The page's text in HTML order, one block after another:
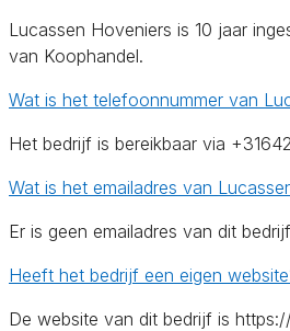
Lucassen Hoveniers is 10 jaar
van Koophandel.
Wat is het telefoonnummer van
Het bedrijf is bereikbaar via
Wat is het emailadres van
Er is geen emailadres van dit
Heeft het bedrijf een eigen
De website van dit bedrijf is